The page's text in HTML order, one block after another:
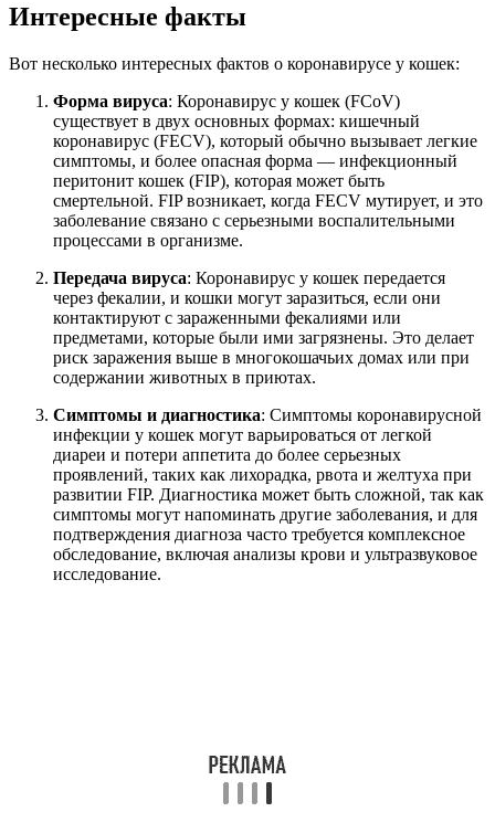
Интересные факты
Вот несколько интересных фактов о коронавирусе у кошек:
Форма вируса: Коронавирус у кошек (FCoV)
существует в двух основных формах: кишечный
коронавирус (FECV), который обычно вызывает легкие
симптомы, и более опасная форма — инфекционный
перитонит кошек (FIP), которая может быть
смертельной. FIP возникает, когда FECV мутирует, и это
заболевание связано с серьезными воспалительными
процессами в организме.
Передача вируса: Коронавирус у кошек передается
через фекалии, и кошки могут заразиться, если они
контактируют с зараженными фекалиями или
предметами, которые были ими загрязнены. Это делает
риск заражения выше в многокошачьих домах или при
содержании животных в приютах.
Симптомы и диагностика: Симптомы коронавирусной
инфекции у кошек могут варьироваться от легкой
диареи и потери аппетита до более серьезных
проявлений, таких как лихорадка, рвота и желтуха при
развитии FIP. Диагностика может быть сложной, так как
симптомы могут напоминать другие заболевания, и для
подтверждения диагноза часто требуется комплексное
обследование, включая анализы крови и ультразвуковое
исследование.